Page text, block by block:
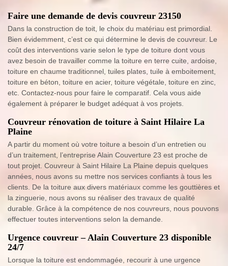
Faire une demande de devis couvreur 23150
Dans la construction de toit, le choix du matériau est primordial.
Bien évidemment, c’est ce qui détermine le devis de couvreur. Le
coût des interventions varie selon le type de toiture dont vous
avez besoin de travailler comme la toiture en terre cuite, ardoise,
toiture en chaume traditionnel, tuiles plates, tuile à emboitement,
toiture en béton, toiture en acier, toiture végétale, toiture en zinc,
etc. Contactez-nous pour faire le comparatif. Cela vous aide
également à préparer le budget adéquat à vos projets.
Couvreur rénovation de toiture à Saint Hilaire La
Plaine
A partir du moment où votre toiture a besoin d’un entretien ou
d’un traitement, l’entreprise Alain Couverture 23 est proche de
tout projet. Couvreur à Saint Hilaire La Plaine depuis quelques
années, nous avons su mettre nos services confiants à tous les
clients. De la toiture aux divers matériaux comme les gouttières et
la zinguerie, nous avons su réaliser des travaux de qualité
durable. Grâce à la compétence de nos couvreurs, nous pouvons
effectuer toutes interventions selon la demande.
Urgence couvreur – Alain Couverture 23 disponible
24/7
Lorsque la toiture est endommagée, recourir à une urgence